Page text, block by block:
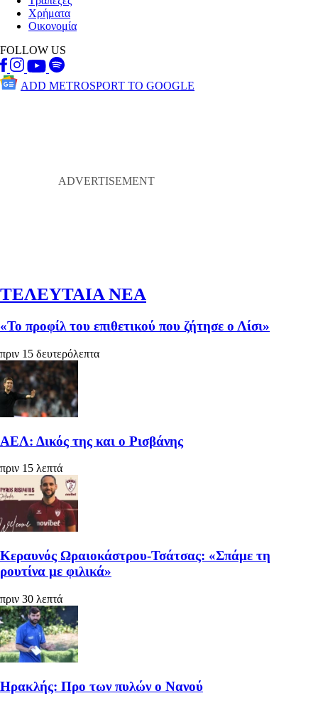
Χρήματα
Οικονομία
FOLLOW US
ADD METROSPORT TO GOOGLE
ΤΕΛΕΥΤΑΙΑ ΝΕΑ
«Το προφίλ του επιθετικού που ζήτησε ο Λίσι»
πριν 15 δευτερόλεπτα
ΑΕΛ: Δικός της και ο Ρισβάνης
πριν 15 λεπτά
Κεραυνός Ωραιοκάστρου-Τσάτσας: «Σπάμε τη
ρουτίνα με φιλικά»
πριν 30 λεπτά
Ηρακλής: Προ των πυλών ο Νανού